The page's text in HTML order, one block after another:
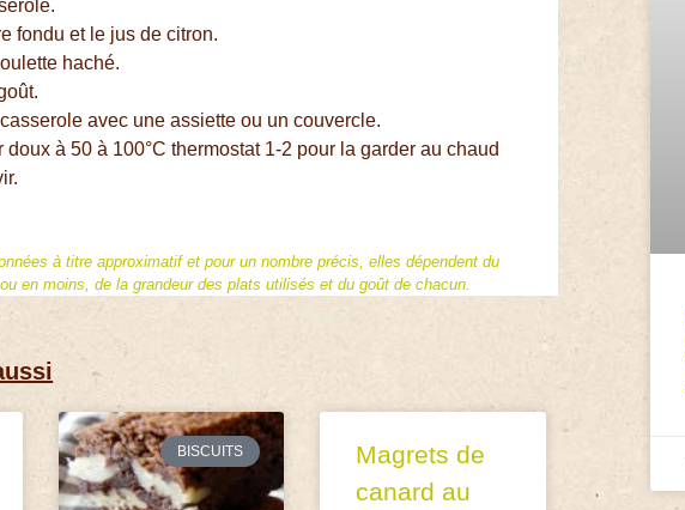
fondu et le jus de citron.
haché.
avec une assiette ou un couvercle.
doux à 50 à 100°C thermostat 1-2 pour la garder au chaud
à titre approximatif et pour un nombre précis, elles dépendent du
en moins, de la grandeur des plats utilisés et du goût de chacun.
BISCUITS
Magrets de
canard au